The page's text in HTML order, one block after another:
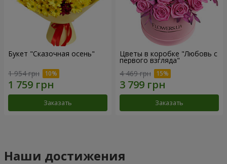
Букет "Сказочная осень"
1 954 грн
Заказать
Цветы в коробке "Любовь с
первого взгляда"
4 469 грн
Заказать
Наши достижения